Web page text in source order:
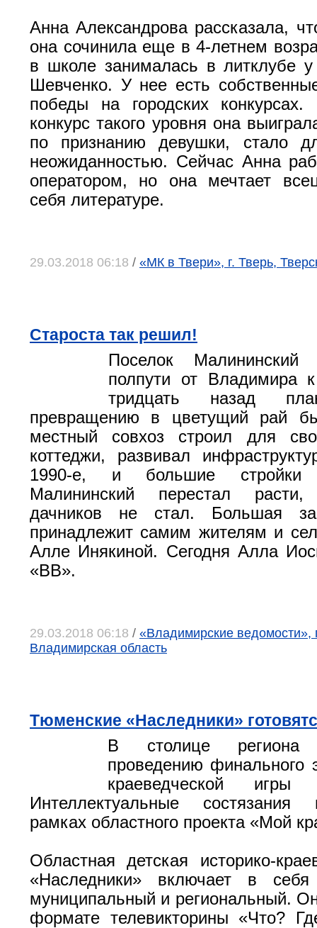
Анна Александрова рассказала,
она сочинила еще в 4-летнем
в школе занималась в литклубе у
Шевченко. У нее есть
победы на городских конкурсах.
конкурс такого уровня она
по признанию девушки, стало
неожиданностью. Сейчас Анна
оператором, но она мечтает
себя литературе.
29.03.2018 06:18 / «МК в Твери», г. Тверь,
Староста так решил!
Поселок Малининский
полпути от Владимира
тридцать назад
превращению в цветущий рай
местный совхоз строил для
коттеджи, развивал
1990-е, и большие стройки
Малининский перестал
дачников не стал. Большая
принадлежит самим жителям и
Алле Инякиной. Сегодня Алла
«ВВ».
29.03.2018 06:18 / «Владимирские ведомости»,
Владимирская область
Тюменские «Наследники»
В столице региона
проведению финального
краеведческой игры
Интеллектуальные
рамках областного проекта «Мой
Областная детская историко-
«Наследники» включает в
муниципальный и региональный.
формате телевикторины «Что?